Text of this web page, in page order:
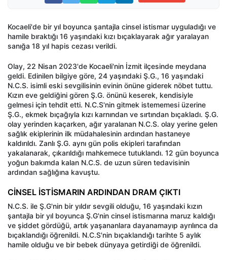
Kocaeli'de bir yıl boyunca şantajla cinsel istismar uyguladığı ve
hamile bıraktığı 16 yaşındaki kızı bıçaklayarak ağır yaralayan
sanığa 18 yıl hapis cezası verildi.
Olay, 22 Nisan 2023'de Kocaeli'nin İzmit ilçesinde meydana
geldi. Edinilen bilgiye göre, 24 yaşındaki Ş.G., 16 yaşındaki
N.C.S. isimli eski sevgilisinin evinin önüne giderek nöbet tuttu.
Kızın eve geldiğini gören Ş.G. önünü keserek, kendisiyle
gelmesi için tehdit etti. N.C.S'nin gitmek istememesi üzerine
Ş.G., ekmek bıçağıyla kızı karnından ve sırtından bıçakladı. Ş.G.
olay yerinden kaçarken, ağır yaralanan N.C.S. olay yerine gelen
sağlık ekiplerinin ilk müdahalesinin ardından hastaneye
kaldırıldı. Zanlı Ş.G. aynı gün polis ekipleri tarafından
yakalanarak, çıkarıldığı mahkemece tutuklandı. 12 gün boyunca
yoğun bakımda kalan N.C.S. de uzun süren tedavisinin
ardından sağlığına kavuştu.
CİNSEL İSTİSMARIN ARDINDAN DRAM ÇIKTI
N.C.S. ile Ş.G'nin bir yıldır sevgili olduğu, 16 yaşındaki kızın
şantajla bir yıl boyunca Ş.G'nin cinsel istismarına maruz kaldığı
ve şiddet gördüğü, artık yaşananlara dayanamayıp ayrılınca da
bıçaklandığı öğrenildi. N.C.S'nin bıçaklandığı tarihte 5 aylık
hamile olduğu ve bir bebek dünyaya getirdiği de öğrenildi.